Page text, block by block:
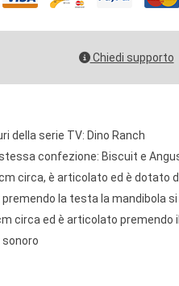
Chiedi supporto
della serie TV: Dino Ranch
confezione: Biscuit e
circa, è articolato ed è dotato
la testa la mandibola si
circa ed è articolato premendo